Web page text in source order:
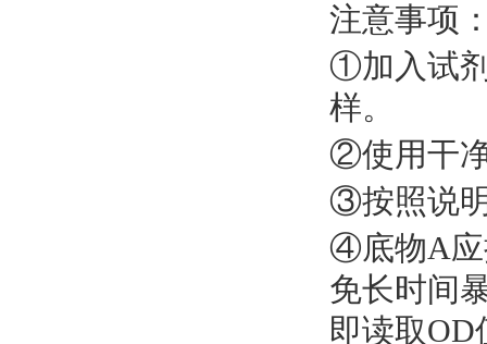
注意事项
①加入试
样。
②使用干
③按照说
④底物A应
免长时间
即读取OD